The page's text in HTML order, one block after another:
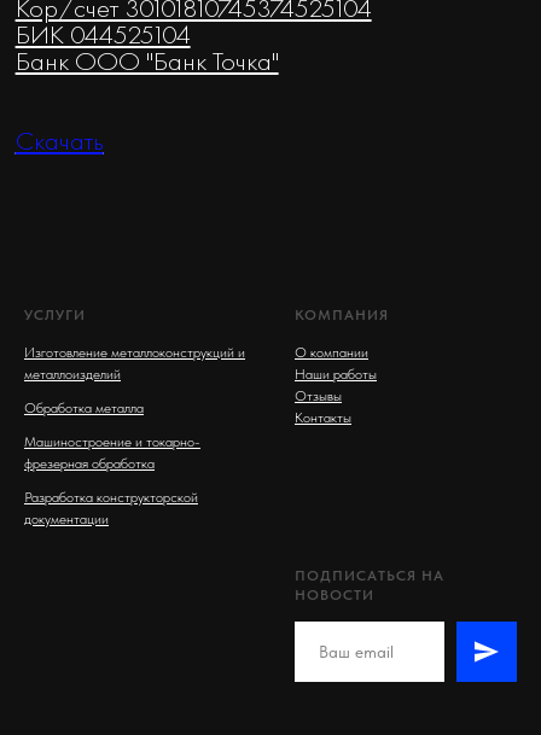
УСЛУГИ
Изготовление металлоконструкций и
металлоизделий
Обработка металла
Машиностроение и токарно-
фрезерная обработка
Разработка конструкторской
документации
КОМПАНИЯ
О компании
Наши работы
Отзывы
Контакты
ПОДПИСАТЬСЯ НА
НОВОСТИ